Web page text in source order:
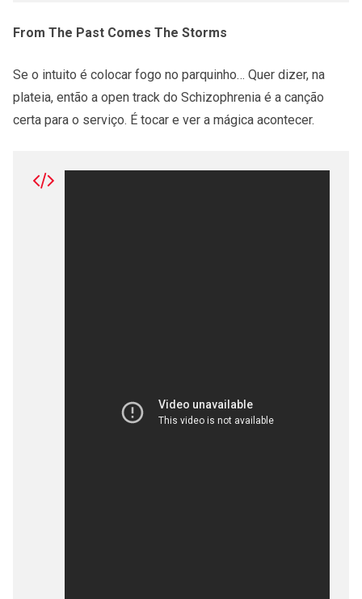
From The Past Comes The Storms
Se o intuito é colocar fogo no parquinho… Quer dizer, na
plateia, então a open track do Schizophrenia é a canção
certa para o serviço. É tocar e ver a mágica acontecer.